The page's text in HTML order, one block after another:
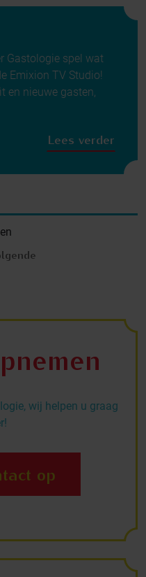
Gastologie spel wat
Emixion TV Studio!
en nieuwe gasten,
Lees verder
wij helpen u graag
op